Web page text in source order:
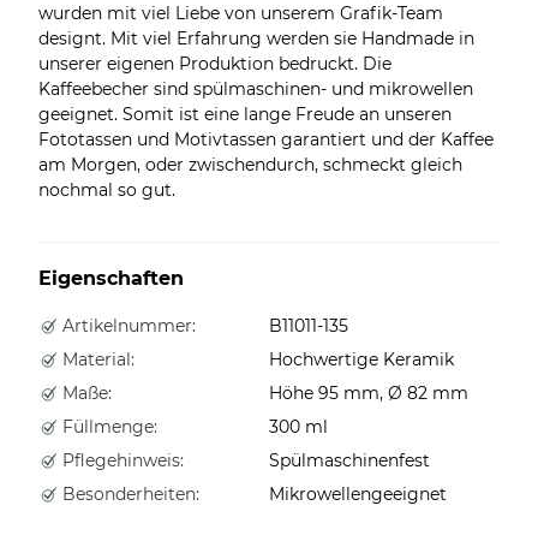
wurden mit viel Liebe von unserem Grafik-Team
designt. Mit viel Erfahrung werden sie Handmade in
unserer eigenen Produktion bedruckt. Die
Kaffeebecher sind spülmaschinen- und mikrowellen
geeignet. Somit ist eine lange Freude an unseren
Fototassen und Motivtassen garantiert und der Kaffee
am Morgen, oder zwischendurch, schmeckt gleich
nochmal so gut.
Eigenschaften
Artikelnummer:
B11011-135
Material:
Hochwertige Keramik
Maße:
Höhe 95 mm, Ø 82 mm
Füllmenge:
300 ml
Pflegehinweis:
Spülmaschinenfest
Besonderheiten:
Mikrowellengeeignet